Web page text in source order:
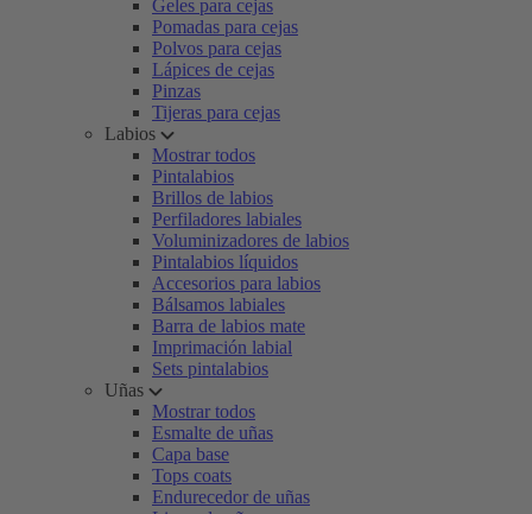
Geles para cejas
Pomadas para cejas
Polvos para cejas
Lápices de cejas
Pinzas
Tijeras para cejas
Labios
Mostrar todos
Pintalabios
Brillos de labios
Perfiladores labiales
Voluminizadores de labios
Pintalabios líquidos
Accesorios para labios
Bálsamos labiales
Barra de labios mate
Imprimación labial
Sets pintalabios
Uñas
Mostrar todos
Esmalte de uñas
Capa base
Tops coats
Endurecedor de uñas